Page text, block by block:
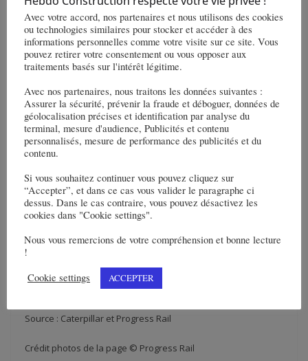
Support de
commande
Standard AAR, Joystick (en
option)
Climatisation
15 000 BTU, contrôle
numérique de la
température
Options
Télécommande
d’événements PowerView
Caméras intégrées à
Toilettes
Source : Caterpillar et Progress Rail
Crédit photos de la page © Progress Rail
Avec votre accord, nos partenaires et nous utilisons des cookies
ou technologies similaires pour stocker et accéder à des
informations personnelles comme votre visite sur ce site. Vous
pouvez retirer votre consentement ou vous opposer aux
traitements basés sur l'intérêt légitime.
Avec nos partenaires, nous traitons les données suivantes :
Assurer la sécurité, prévenir la fraude et déboguer, données de
géolocalisation précises et identification par analyse du
terminal, mesure d'audience, Publicités et contenu
personnalisés, mesure de performance des publicités et du
contenu.
Si vous souhaitez continuer vous pouvez cliquez sur
“Accepter”, et dans ce cas vous valider le paragraphe ci
dessus. Dans le cas contraire, vous pouvez désactivez les
cookies dans "Cookie settings".
Nous vous remercions de votre compréhension et bonne lecture
!
Cookie settings
ACCEPTER